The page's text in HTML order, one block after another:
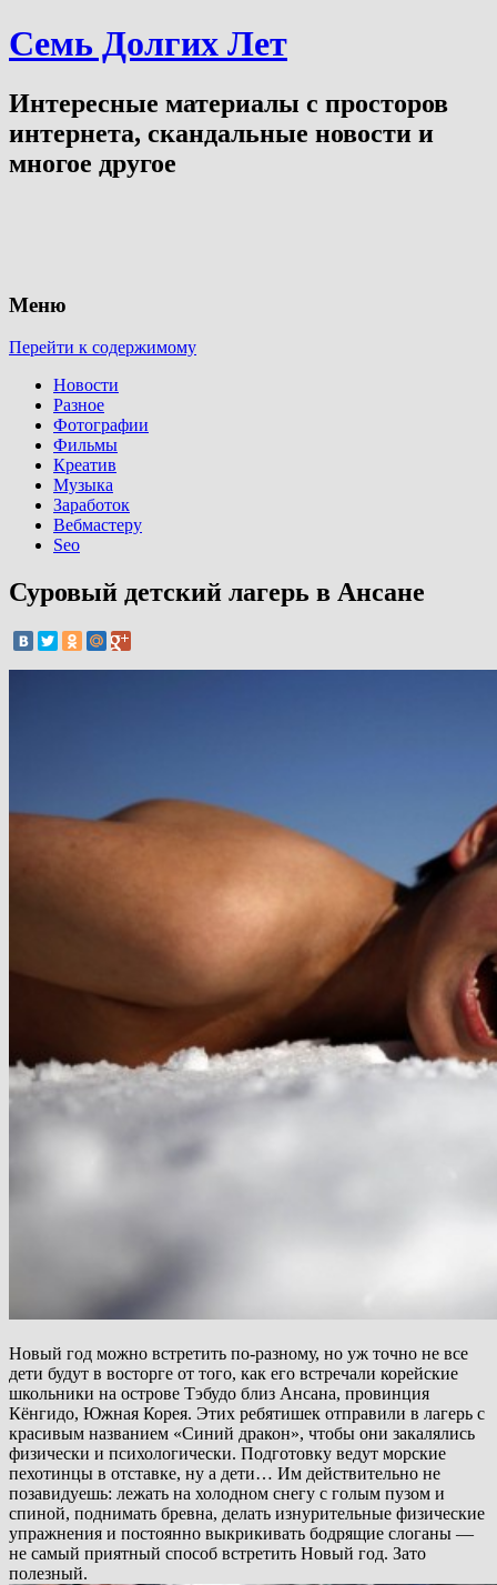
Семь Долгих Лет
Интересные материалы с просторов
интернета, скандальные новости и
многое другое
Меню
Перейти к содержимому
Новости
Разное
Фотографии
Фильмы
Креатив
Музыка
Заработок
Вебмастеру
Seo
Суровый детский лагерь в Ансане
Новый год можно встретить по-разному, но уж точно не все
дети будут в восторге от того, как его встречали корейские
школьники на острове Тэбудо близ Ансана, провинция
Кёнгидо, Южная Корея. Этих ребятишек отправили в лагерь с
красивым названием «Синий дракон», чтобы они закалялись
физически и психологически. Подготовку ведут морские
пехотинцы в отставке, ну а дети… Им действительно не
позавидуешь: лежать на холодном снегу с голым пузом и
спиной, поднимать бревна, делать изнурительные физические
упражнения и постоянно выкрикивать бодрящие слоганы —
не самый приятный способ встретить Новый год. Зато
полезный.